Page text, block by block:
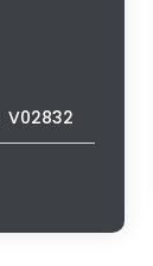
V02832